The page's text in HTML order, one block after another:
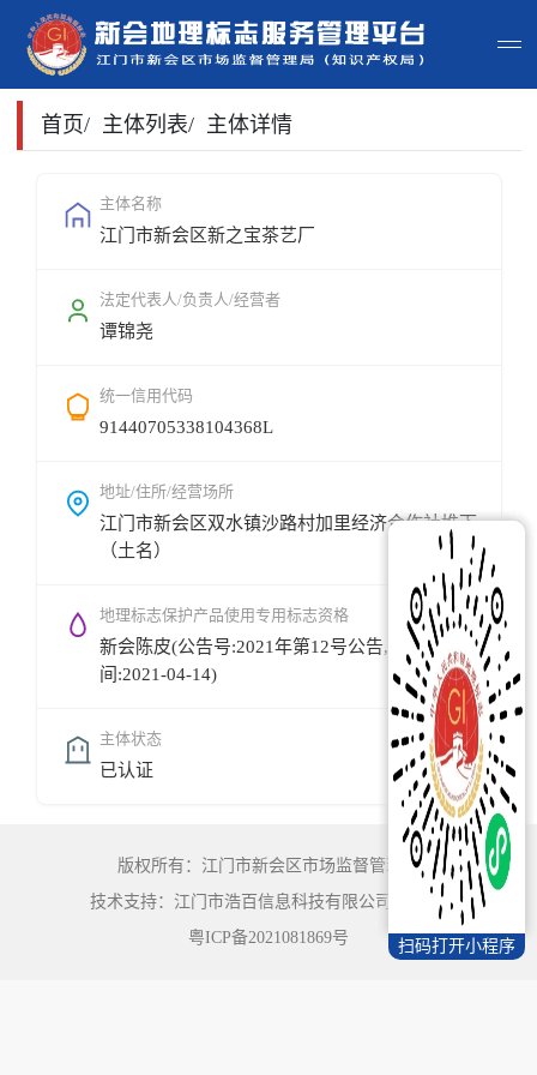
首页
政策法规
申请指南
地标地图
用户登录
首页/ 主体列表/ 主体详情
主体名称
江门市新会区新之宝茶艺厂
法定代表人/负责人/经营者
谭锦尧
统一信用代码
91440705338104368L
地址/住所/经营场所
江门市新会区双水镇沙路村加里经济合作社堆下
（土名）
地理标志保护产品使用专用标志资格
新会陈皮(公告号:2021年第12号公告,公告时
间:2021-04-14)
主体状态
已认证
扫码打开小程序
版权所有：江门市新会区市场监督管理局
技术支持：江门市浩百信息科技有限公司
2022
粤ICP备2021081869号